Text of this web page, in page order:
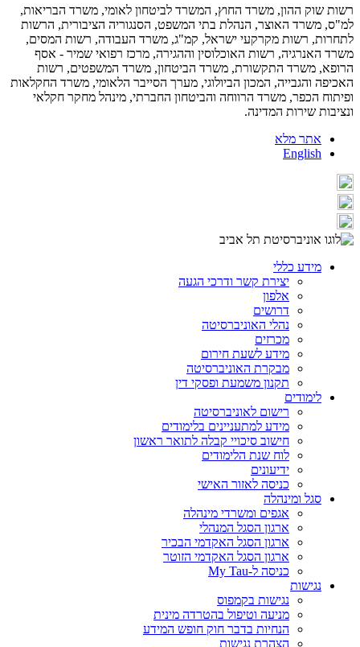
רשות שוק ההון, משרד החוץ, המשרד לביטחון לאומי, משרד הבריאות,
למ"ס, משרד האוצר, הנהלת בתי המשפט, הסנגוריה הציבורית, הרשות
לתחרות, רשות מקרקעי ישראל, קמ"ג, משרד העבודה, רשות המסים,
משרד האנרגיה, רשות האוכלוסין וההגירה, מרכז רפואי שמיר - אסף
הרופא, משרד התקשורת, משרד הביטחון, משרד המשפטים, רשות
האכיפה והגבייה, המכון הביולוגי, מערך הסייבר הלאומי, משרד החקלאות
ופיתוח הכפר, משרד הרווחה והביטחון החברתי, מינהל מחקר חקלאי
ונציבות שירות המדינה.
אתר מלא
English
מידע כללי
יצירת קשר ודרכי הגעה
אלפון
דרושים
נהלי האוניברסיטה
מכרזים
מידע לשעת חירום
מבקרת האוניברסיטה
תקנון משמעת ופסקי דין
לימודים
רישום לאוניברסיטה
מידע למתעניינים בלימודים
חישוב סיכויי קבלה לתואר ראשון
לוח שנת הלימודים
ידיעונים
כניסה לאזור האישי
סגל ומינהלה
אגפים ומשרדי מינהלה
ארגון הסגל המנהלי
ארגון הסגל האקדמי הבכיר
ארגון הסגל האקדמי הזוטר
כניסה ל-My Tau
נגישות
נגישות בקמפוס
מניעה וטיפול בהטרדה מינית
הנחיות בדבר חוק חופש המידע
הצהרת נגישות